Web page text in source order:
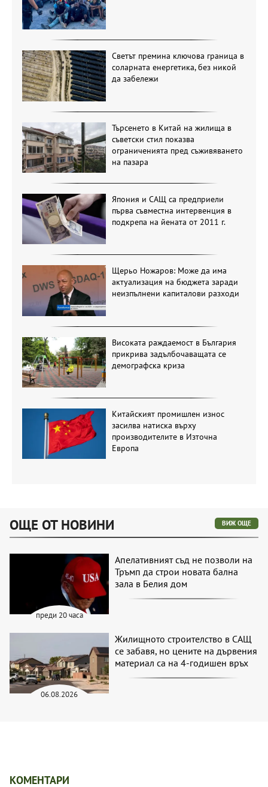
Светът премина ключова граница в
соларната енергетика, без никой
да забележи
Търсенето в Китай на жилища в
съветски стил показва
ограниченията пред съживяването
на пазара
Япония и САЩ са предприели
първа съвместна интервенция в
подкрепа на йената от 2011 г.
Щерьо Ножаров: Може да има
актуализация на бюджета заради
неизпълнени капиталови разходи
Високата раждаемост в България
прикрива задълбочаващата се
демографска криза
Китайският промишлен износ
засилва натиска върху
производителите в Източна
Европа
ОЩЕ ОТ НОВИНИ ВИЖ ОЩЕ
преди 20 часа
Апелативният съд не позволи на
Тръмп да строи новата бална
зала в Белия дом
06.08.2026
Жилищното строителство в САЩ
се забавя, но цените на дървения
материал са на 4-годишен връх
КОМЕНТАРИ